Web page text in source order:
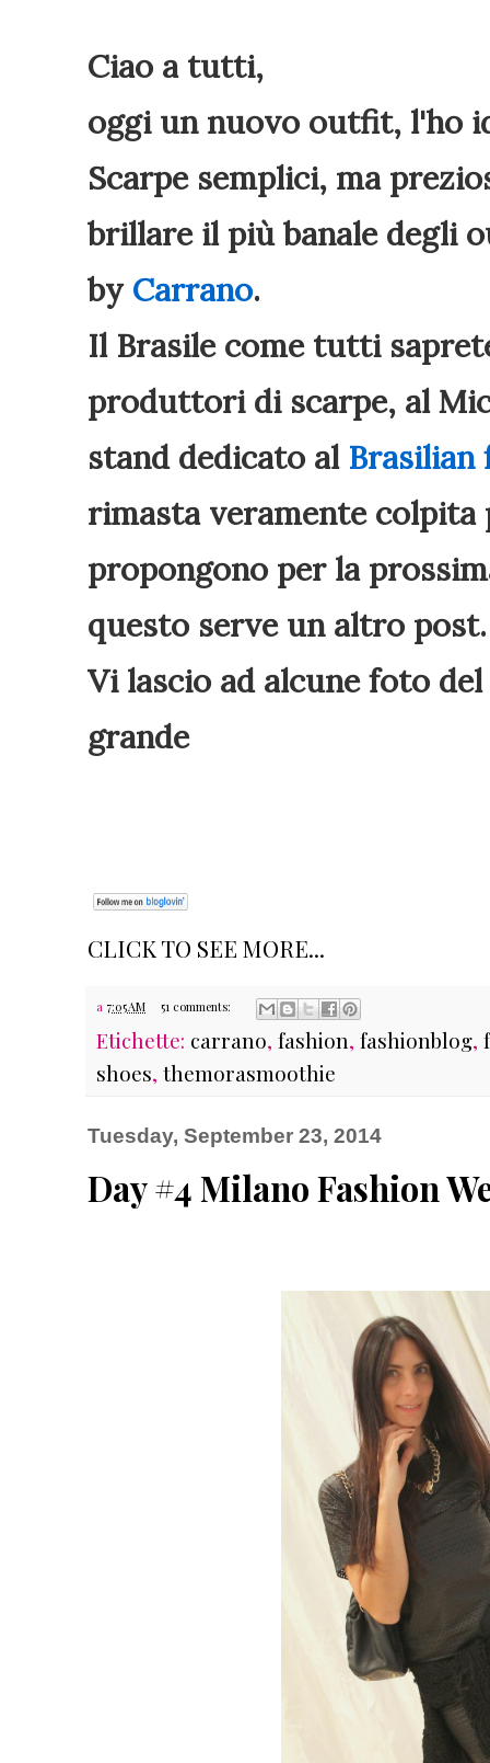
Ciao a tutti,
oggi un nuovo outfit, l'ho
Scarpe semplici, ma
brillare il più banale degli
by Carrano.
Il Brasile come tutti
produttori di scarpe, al
stand dedicato al Brasilian
rimasta veramente colpita
propongono per la
questo serve un altro post.
Vi lascio ad alcune foto
grande
CLICK TO SEE MORE...
a 7:05 AM 51 comments:
Etichette: carrano, fashion, fashionblog,
shoes, themorasmoothie
Tuesday, September 23, 2014
Day #4 Milano Fashion